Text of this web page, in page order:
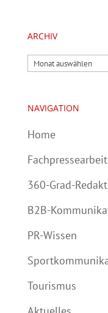
ARCHIV
Archiv
NAVIGATION
Home
Fachpressearbeit
360-Grad-
B2B-
PR-Wissen
Tourismus